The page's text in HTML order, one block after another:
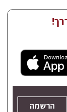
הרשמה